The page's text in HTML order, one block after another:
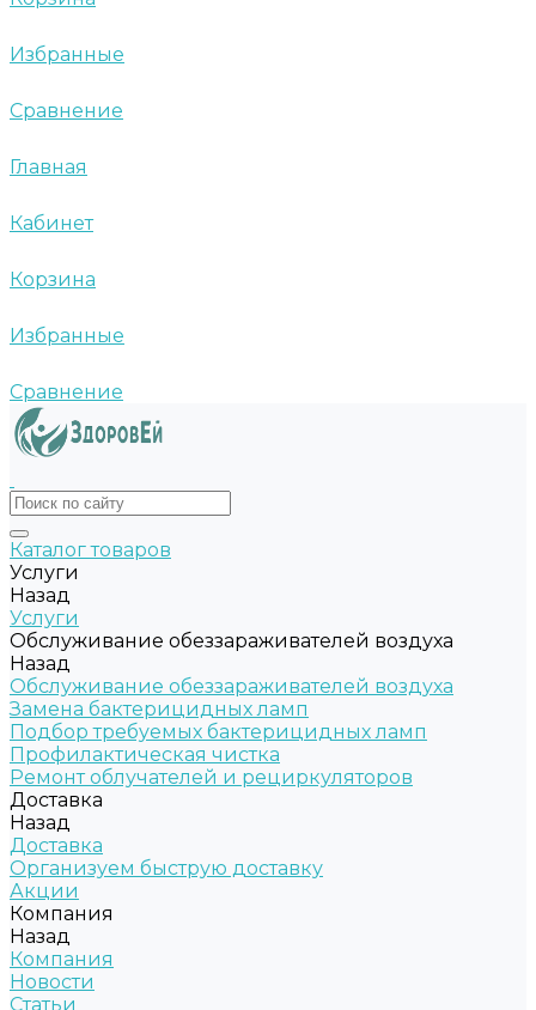
Избранные
Сравнение
Главная
Кабинет
Корзина
Избранные
Сравнение
Каталог товаров
Услуги
Назад
Услуги
Обслуживание обеззараживателей воздуха
Назад
Обслуживание обеззараживателей воздуха
Замена бактерицидных ламп
Подбор требуемых бактерицидных ламп
Профилактическая чистка
Ремонт облучателей и рециркуляторов
Доставка
Назад
Доставка
Организуем быструю доставку
Акции
Компания
Назад
Компания
Новости
Статьи